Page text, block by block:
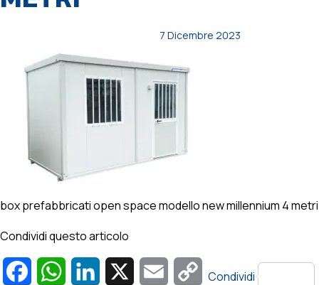
7 Dicembre 2023
box prefabbricati open space modello new millennium 4 metri
Condividi questo articolo
FacebookWhatsAppLinkedIn Email
Copy
Condividi